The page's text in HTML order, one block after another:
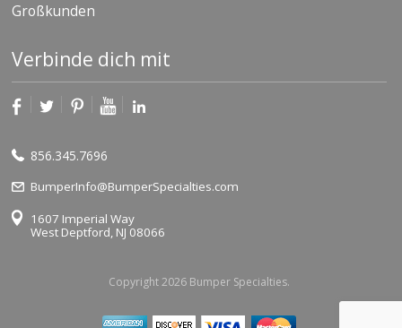
Großkunden
Verbinde dich mit
856.345.7696
BumperInfo@BumperSpecialties.com
1607 Imperial Way
West Deptford, NJ 08066
Copyright 2026 Bumper Specialties.